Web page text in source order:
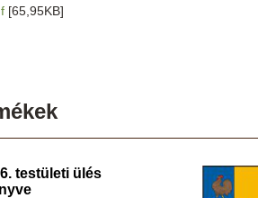
[65,95KB]
testületi ülés